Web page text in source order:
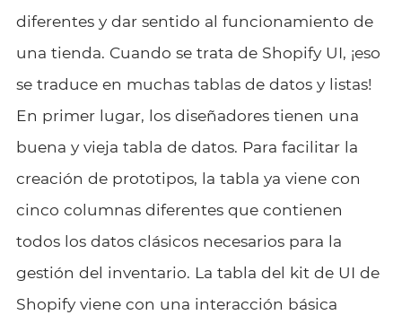
diferentes y dar sentido al funcionamiento de
una tienda. Cuando se trata de Shopify UI, ¡eso
se traduce en muchas tablas de datos y listas!
En primer lugar, los diseñadores tienen una
buena y vieja tabla de datos. Para facilitar la
creación de prototipos, la tabla ya viene con
cinco columnas diferentes que contienen
todos los datos clásicos necesarios para la
gestión del inventario. La tabla del kit de UI de
Shopify viene con una interacción básica